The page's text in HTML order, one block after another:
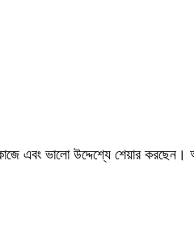
এবং ভালো উদ্দেশ্যে শেয়ার